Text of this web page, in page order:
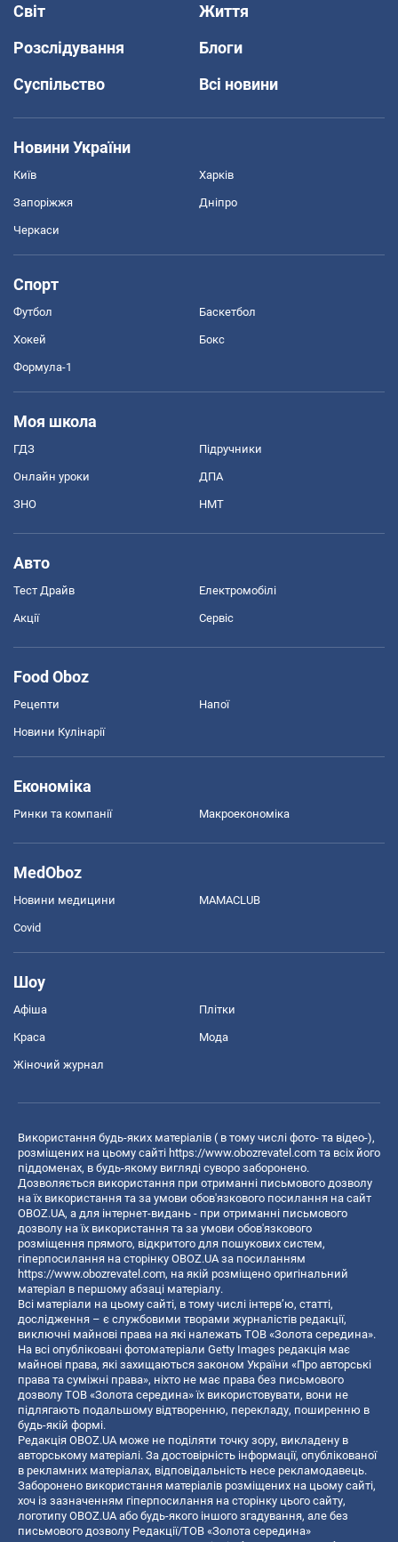
Світ
Життя
Розслідування
Блоги
Суспільство
Всі новини
Новини України
Київ Харків
Запоріжжя Дніпро
Черкаси
Спорт
Футбол Баскетбол
Хокей Бокс
Формула-1
Моя школа
ГДЗ Підручники
Онлайн уроки ДПА
ЗНО НМТ
Авто
Тест Драйв Електромобілі
Акції Сервіс
Food Oboz
Рецепти Напої
Новини Кулінарії
Економіка
Ринки та компанії Макроекономіка
MedOboz
Новини медицини MAMACLUB
Covid
Шоу
Афіша Плітки
Краса Мода
Жіночий журнал
Використання будь-яких матеріалів ( в тому числі фото- та відео-),
розміщених на цьому сайті https://www.obozrevatel.com та всіх його
піддоменах, в будь-якому вигляді суворо заборонено.
Дозволяється використання при отриманні письмового дозволу
на їх використання та за умови обов'язкового посилання на сайт
OBOZ.UA, а для інтернет-видань - при отриманні письмового
дозволу на їх використання та за умови обов'язкового
розміщення прямого, відкритого для пошукових систем,
гіперпосилання на сторінку OBOZ.UA за посиланням
https://www.obozrevatel.com, на якій розміщено оригінальний
матеріал в першому абзаці матеріалу.
Всі матеріали на цьому сайті, в тому числі інтерв’ю, статті,
дослідження – є службовими творами журналістів редакції,
виключні майнові права на які належать ТОВ «Золота середина».
На всі опубліковані фотоматеріали Getty Images редакція має
майнові права, які захищаються законом України «Про авторські
права та суміжні права», ніхто не має права без письмового
дозволу ТОВ «Золота середина» їх використовувати, вони не
підлягають подальшому відтворенню, перекладу, поширенню в
будь-якій формі.
Редакція OBOZ.UA може не поділяти точку зору, викладену в
авторському матеріалі. За достовірність інформації, опублікованої
в рекламних матеріалах, відповідальність несе рекламодавець.
Заборонено використання матеріалів розміщених на цьому сайті,
хоч із зазначенням гіперпосилання на сторінку цього сайту,
логотипу OBOZ.UA або будь-якого іншого згадування, але без
письмового дозволу Редакції/ТОВ «Золота середина»